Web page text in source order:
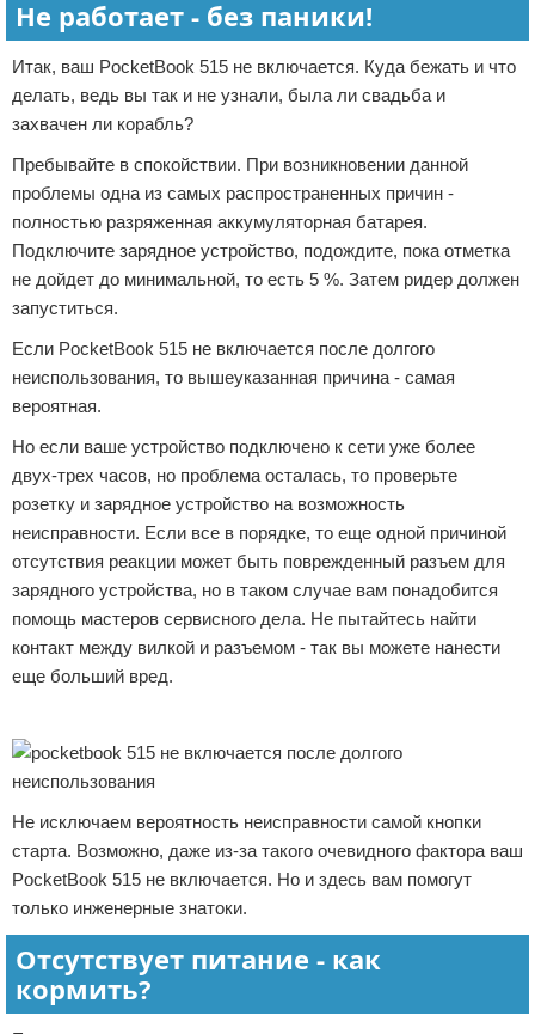
Не работает - без паники!
Итак, ваш PocketBook 515 не включается. Куда бежать и что
делать, ведь вы так и не узнали, была ли свадьба и
захвачен ли корабль?
Пребывайте в спокойствии. При возникновении данной
проблемы одна из самых распространенных причин -
полностью разряженная аккумуляторная батарея.
Подключите зарядное устройство, подождите, пока отметка
не дойдет до минимальной, то есть 5 %. Затем ридер должен
запуститься.
Если PocketBook 515 не включается после долгого
неиспользования, то вышеуказанная причина - самая
вероятная.
Но если ваше устройство подключено к сети уже более
двух-трех часов, но проблема осталась, то проверьте
розетку и зарядное устройство на возможность
неисправности. Если все в порядке, то еще одной причиной
отсутствия реакции может быть поврежденный разъем для
зарядного устройства, но в таком случае вам понадобится
помощь мастеров сервисного дела. Не пытайтесь найти
контакт между вилкой и разъемом - так вы можете нанести
еще больший вред.
Не исключаем вероятность неисправности самой кнопки
старта. Возможно, даже из-за такого очевидного фактора ваш
PocketBook 515 не включается. Но и здесь вам помогут
только инженерные знатоки.
Отсутствует питание - как
кормить?